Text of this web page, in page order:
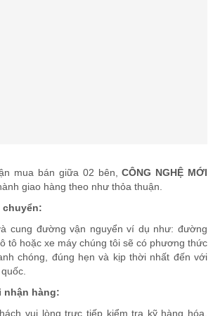
mua bán giữa 02 bên,CÔNG NGHỆ MỚI
giao hàng theo như thỏa thuận.
chuyển:
cung đường vận nguyển ví dụ như: đường
tô hoặc xe máy chúng tôi sẽ có phương thức
chóng, đúng hẹn và kịp thời nhất đến với
nhận hàng:
vui lòng trực tiếp kiểm tra kỹ hàng hóa,